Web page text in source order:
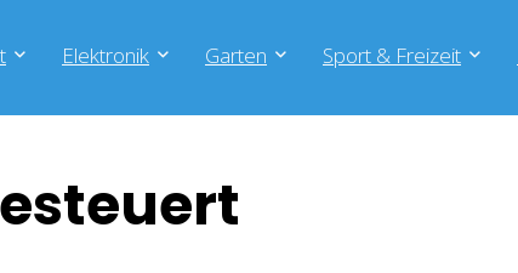
Elektronik Garten Sport & Freizeit